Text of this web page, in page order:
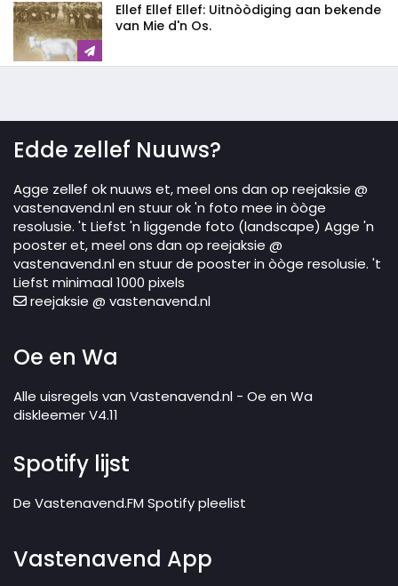
Ellef Ellef Ellef: Uitnòòdiging aan bekende
van Mie d'n Os.
Edde zellef Nuuws?
Agge zellef ok nuuws et, meel ons dan op reejaksie @
vastenavend.nl en stuur ok 'n foto mee in òòge
resolusie. 't Liefst 'n liggende foto (landscape) Agge 'n
pooster et, meel ons dan op reejaksie @
vastenavend.nl en stuur de pooster in òòge resolusie. 't
Liefst minimaal 1000 pixels
reejaksie @ vastenavend.nl
Oe en Wa
Alle uisregels van Vastenavend.nl - Oe en Wa
diskleemer V4.11
Spotify lijst
De Vastenavend.FM Spotify pleelist
Vastenavend App